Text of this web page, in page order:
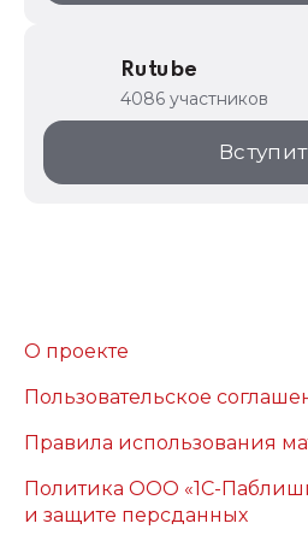
Rutube
4086 участников
О проекте
Пользовательское
Правила использования
Политика ООО «1С-
и защите персданных